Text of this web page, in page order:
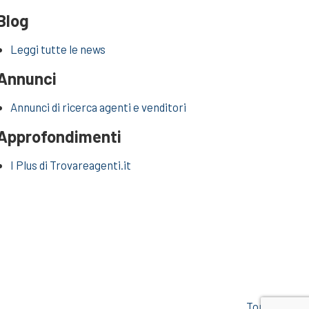
Leggi tutte le news
Annunci di ricerca agenti e venditori
I Plus di Trovareagenti.it
Top